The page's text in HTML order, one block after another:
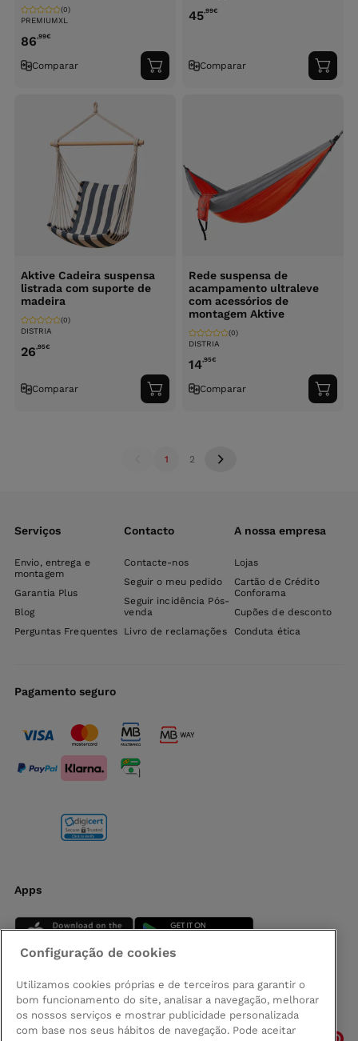
PREMIUMXL
(0)
86,99€
Comparar
Adicionar
ao
45,99€
Comparar
ao
Aktive Cadeira suspensa
listrada com suporte de
madeira
DISTRIA
(0)
26,95€
Comparar
Adicionar
ao
Rede suspensa de
acampamento ultraleve
com acessórios de
montagem Aktive
DISTRIA
(0)
14,95€
Comparar
ao
1 2
Serviços
Envio, entrega e
montagem
Garantia Plus
Blog
Perguntas Frequentes
Contacto
Contacte-nos
Seguir o meu pedido
Seguir incidência Pós-
venda
Livro de reclamações
A nossa empresa
Lojas
Cartão de Crédito
Conforama
Cupões de desconto
Conduta ética
Pagamento seguro
Apps
Siga-nos
Configuração de cookies
Utilizamos cookies próprias e de terceiros para garantir o
bom funcionamento do site, analisar a navegação, melhorar
os nossos serviços e mostrar publicidade personalizada
com base nos seus hábitos de navegação. Pode aceitar